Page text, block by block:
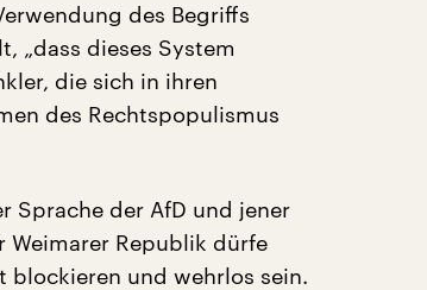
des Begriffs
„dass dieses System
die sich in ihren
des Rechtspopulismus
Sprache der AfD und jener
Weimarer Republik dürfe
blockieren und wehrlos sein.